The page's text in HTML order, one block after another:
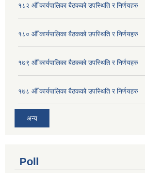
१८२ औँ कार्यपालिका बैठकको उपस्थिति र निर्णयहरु
१८० औँ कार्यपालिका बैठकको उपस्थिति र निर्णयहरु
१७९ औँ कार्यपालिका बैठकको उपस्थिति र निर्णयहरु
१७८ औँ कार्यपालिका बैठकको उपस्थिति र निर्णयहरु
अन्य
Poll